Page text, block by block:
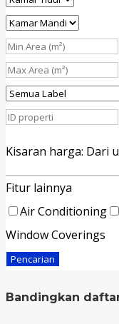
Kisaran harga: Dari
Fitur lainnya
Air Conditioning
Window Coverings
Pencarian
Bandingkan